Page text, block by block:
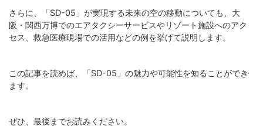
さらに、「SD-05」が実現する未来の空の移動についても、大
阪・関西万博でのエアタクシーサービスやリゾート施設へのアク
セス、救急医療現場での活用などの例を挙げて説明します。
この記事を読めば、「SD-05」の魅力や可能性を知ることができ
ます。
ぜひ、最後までお読みください。